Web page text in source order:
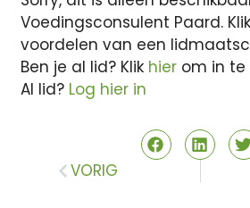
Voedingsconsulent Paard. Klik
voordelen van een
Ben je al lid? Klik hier om in te
Al lid? Log hier in
VORIG